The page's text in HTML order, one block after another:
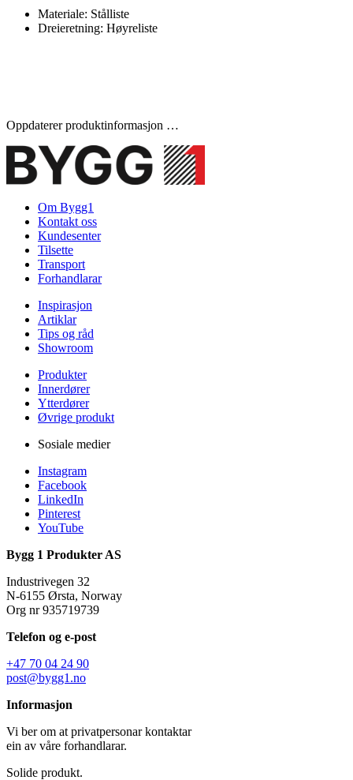
Materiale: Stålliste
Dreieretning: Høyreliste
Oppdaterer produktinformasjon …
Om Bygg1
Kontakt oss
Kundesenter
Tilsette
Transport
Forhandlarar
Inspirasjon
Artiklar
Tips og råd
Showroom
Produkter
Innerdører
Ytterdører
Øvrige produkt
Sosiale medier
Instagram
Facebook
LinkedIn
Pinterest
YouTube
Bygg 1 Produkter AS
Industrivegen 32
N-6155 Ørsta, Norway
Org nr 935719739
Telefon og e-post
+47 70 04 24 90
post@bygg1.no
Informasjon
Vi ber om at privatpersonar kontaktar
ein av våre forhandlarar.
Solide produkt.